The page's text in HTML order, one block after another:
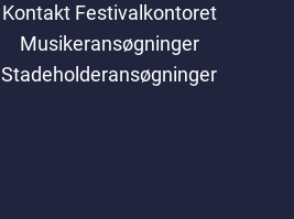
Kontakt Festivalkontoret
Musikeransøgninger
Stadeholderansøgninger